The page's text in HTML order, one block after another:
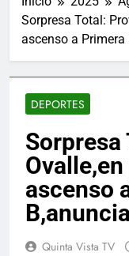
Sorpresa Total:
ascenso a
DEPORTES
Sorpresa
ascenso
Quinta Vista TV